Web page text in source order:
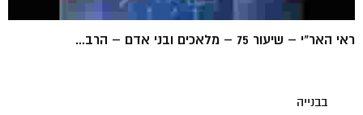
ראי האר"י – שיעור 75 – מלאכים ובני אדם – הרב...
בבנייה